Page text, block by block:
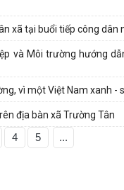
xã tại buổi tiếp công
và Môi trường hướng
vì một Việt Nam xanh -
địa bàn xã Trường Tân
4 5 ...